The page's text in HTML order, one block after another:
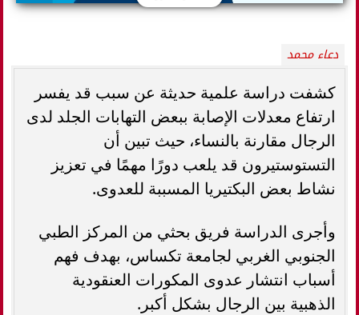
دعاء محمد
كشفت دراسة علمية حديثة عن سبب قد يفسر
ارتفاع معدلات الإصابة ببعض التهابات الجلد لدى
الرجال مقارنة بالنساء، حيث تبين أن
التستوستيرون قد يلعب دورًا مهمًا في تعزيز
نشاط بعض البكتيريا المسببة للعدوى.
وأجرى الدراسة فريق بحثي من المركز الطبي
الجنوبي الغربي لجامعة تكساس، بهدف فهم
أسباب انتشار عدوى المكورات العنقودية
الذهبية بين الرجال بشكل أكبر.